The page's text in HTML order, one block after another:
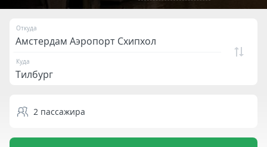
Откуда
Куда
2 пассажира